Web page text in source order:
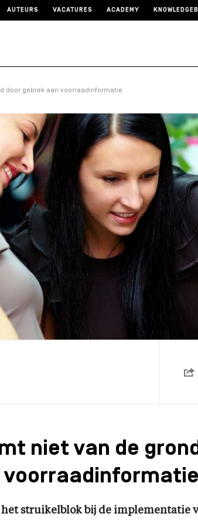
AUTEURS VACATURES ACADEMY
door gebrek aan voorraadinformatie
niet van de
voorraadinformatie
struikelblok bij de implementatie